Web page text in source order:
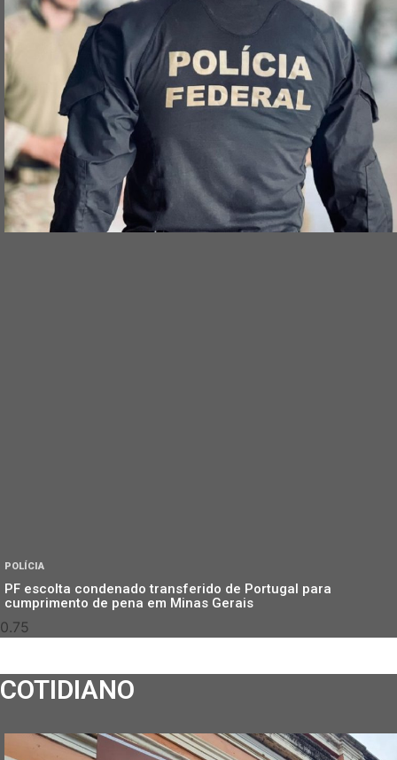
POLÍCIA
PF escolta condenado transferido de Portugal para
cumprimento de pena em Minas Gerais
COTIDIANO